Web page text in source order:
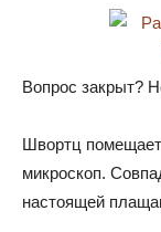
Вопрос закрыт?
Швортц
микроскоп.
настоящей